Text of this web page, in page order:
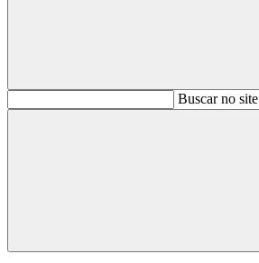
BuscarBuscar no site
Buscar